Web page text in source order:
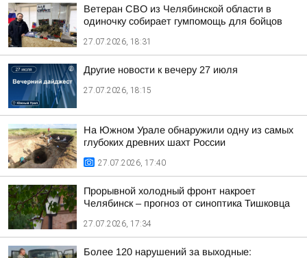
Ветеран СВО из Челябинской области в
одиночку собирает гумпомощь для бойцов
27.07.2026, 18:31
Другие новости к вечеру 27 июля
27.07.2026, 18:15
На Южном Урале обнаружили одну из самых
глубоких древних шахт России
27.07.2026, 17:40
Прорывной холодный фронт накроет
Челябинск – прогноз от синоптика Тишковца
27.07.2026, 17:34
Более 120 нарушений за выходные: